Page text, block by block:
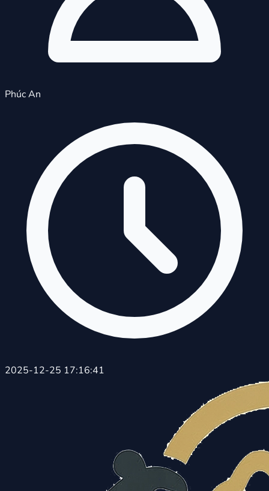
Phúc An
2025-12-25 17:16:41